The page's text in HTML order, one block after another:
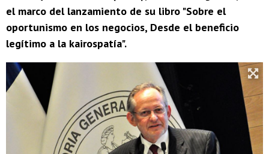
el marco del lanzamiento de su libro "Sobre el
oportunismo en los negocios, Desde el beneficio
legítimo a la kairospatía".